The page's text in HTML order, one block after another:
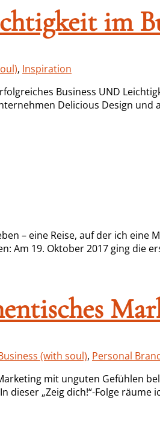
im
, Inspiration
Business UND
Delicious Design und
– eine Reise, auf der ich
Am 19. Oktober 2017 ging die
(with soul), Personal
mit unguten Gefühlen
„Zeig dich!“-Folge räume